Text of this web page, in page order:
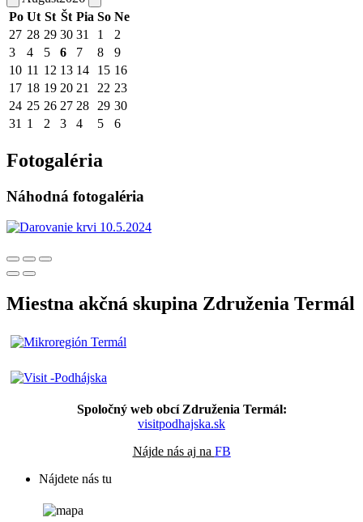
Po Ut St Št Pia So Ne
27 28 29 30 31 1
2
3
4 5 6 7 8
9
10 11 12 13 14 15 16
17 18 19 20 21 22 23
24 25 26 27 28 29 30
31 1 2 3 4 5 6
Fotogaléria
Náhodná fotogaléria
Miestna akčná skupina Združenia Termál
Spoločný web obcí Združenia Termál:
visitpodhajska.sk
Nájde nás aj na FB
Nájdete nás tu